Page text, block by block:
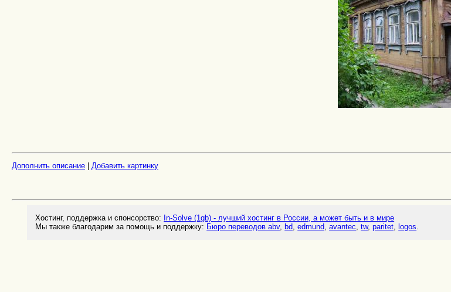
Дополнить описание Добавить картинку
Хостинг, поддержка и спонсорство: In-Solve (1gb) - лучший хостинг в России, а может быть и в мире
Мы также благодарим за помощь и поддержку: Бюро переводов abv, bd,edmund,avantec,tw,paritet, logos.